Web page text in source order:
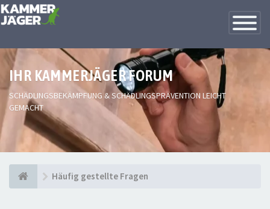
Toggle
IHR KAMMERJÄGER FORUM
SCHÄDLINGSBEKÄMPFUNG & SCHÄDLINGSPRÄVENTION LEICHT
GEMACHT
Häufig gestellte Fragen